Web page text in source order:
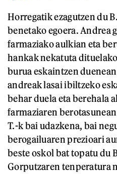
Horregatik ezagutzen du
benetako egoera. Andrea
farmaziako aulkian eta
hankak nekatuta
burua eskaintzen
andreak lasai ibiltzeko
behar duela eta berehala
farmaziaren
T.-k bai udazkena, bai
berogailuaren prezioari
beste oskol bat topatu du
Gorputzaren tenperatura